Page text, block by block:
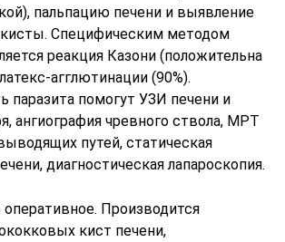
пальпацию печени и выявление
Специфическим методом
реакция Казони (положительна
агглютинации (90%).
паразита помогут УЗИ печени и
ангиография чревного ствола, МРТ
путей, статическая
диагностическая лапароскопия.
Производится
кист печени,